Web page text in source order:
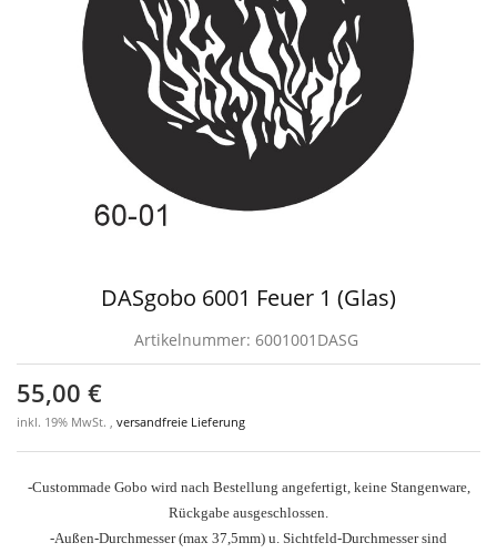
DASgobo 6001 Feuer 1 (Glas)
Artikelnummer: 6001001DASG
55,00 €
inkl. 19% MwSt. , versandfreie Lieferung
-Custommade Gobo wird nach Bestellung angefertigt, keine Stangenware,
Rückgabe ausgeschlossen.
-Außen-Durchmesser(max 37,5mm) u. Sichtfeld-Durchmesser sind